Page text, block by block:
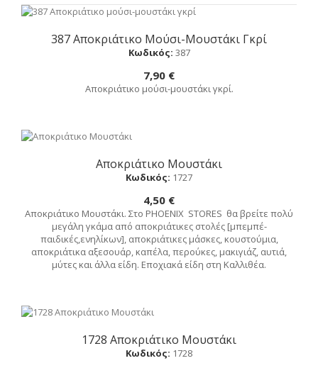
Αγορά
387 Αποκριάτικο Μούσι-Μουστάκι Γκρί
Κωδικός: 387
7,90 €
Αποκριάτικο μούσι-μουστάκι γκρί.
Αγορά
Αποκριάτικο Μουστάκι
Κωδικός: 1727
4,50 €
Αποκριάτικο Μουστάκι. Στο PHOENIX STORES θα βρείτε πολύ
μεγάλη γκάμα από αποκριάτικες στολές [μπεμπέ-
παιδικές,ενηλίκων], αποκριάτικες μάσκες, κουστούμια,
αποκριάτικα αξεσουάρ, καπέλα, περούκες, μακιγιάζ, αυτιά,
μύτες και άλλα είδη. Εποχιακά είδη στη Καλλιθέα.
Αγορά
1728 Αποκριάτικο Μουστάκι
Κωδικός: 1728